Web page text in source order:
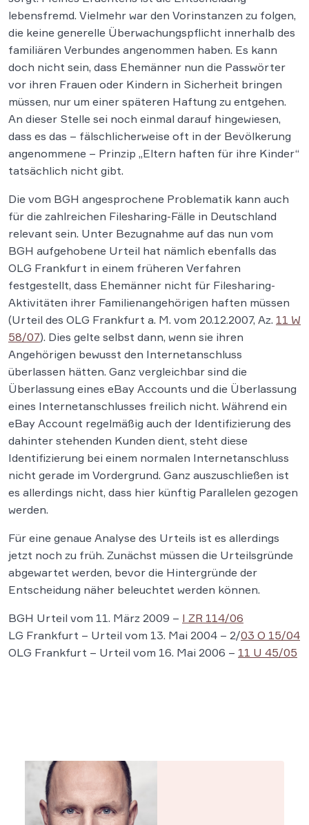
lebensfremd. Vielmehr war den Vorinstanzen zu folgen,
die keine generelle Überwachungspflicht innerhalb des
familiären Verbundes angenommen haben. Es kann
doch nicht sein, dass Ehemänner nun die Passwörter
vor ihren Frauen oder Kindern in Sicherheit bringen
müssen, nur um einer späteren Haftung zu entgehen.
An dieser Stelle sei noch einmal darauf hingewiesen,
dass es das – fälschlicherweise oft in der Bevölkerung
angenommene – Prinzip „Eltern haften für ihre Kinder“
tatsächlich nicht gibt.
Die vom BGH angesprochene Problematik kann auch
für die zahlreichen Filesharing-Fälle in Deutschland
relevant sein. Unter Bezugnahme auf das nun vom
BGH aufgehobene Urteil hat nämlich ebenfalls das
OLG Frankfurt in einem früheren Verfahren
festgestellt, dass Ehemänner nicht für Filesharing-
Aktivitäten ihrer Familienangehörigen haften müssen
(Urteil des OLG Frankfurt a. M. vom 20.12.2007, Az. 11 W
58/07). Dies gelte selbst dann, wenn sie ihren
Angehörigen bewusst den Internetanschluss
überlassen hätten. Ganz vergleichbar sind die
Überlassung eines eBay Accounts und die Überlassung
eines Internetanschlusses freilich nicht. Während ein
eBay Account regelmäßig auch der Identifizierung des
dahinter stehenden Kunden dient, steht diese
Identifizierung bei einem normalen Internetanschluss
nicht gerade im Vordergrund. Ganz auszuschließen ist
es allerdings nicht, dass hier künftig Parallelen gezogen
werden.
Für eine genaue Analyse des Urteils ist es allerdings
jetzt noch zu früh. Zunächst müssen die Urteilsgründe
abgewartet werden, bevor die Hintergründe der
Entscheidung näher beleuchtet werden können.
BGH Urteil vom 11. März 2009 – I ZR 114/06
LG Frankfurt – Urteil vom 13. Mai 2004 – 2/03 O 15/04
OLG Frankfurt – Urteil vom 16. Mai 2006 – 11 U 45/05